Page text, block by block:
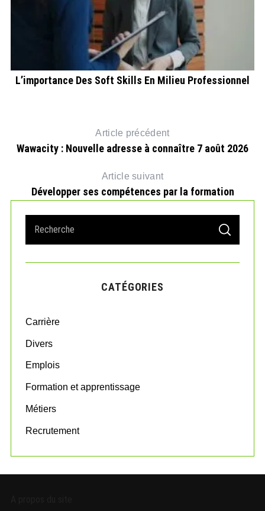
L’importance Des Soft Skills En Milieu Professionnel
Article précédent
Wawacity : Nouvelle adresse à connaître 7 août 2026
Article suivant
Développer ses compétences par la formation
a
r
o
:
S
A
C
CATÉGORIES
Carrière
Divers
Emplois
Formation et apprentissage
Métiers
Recrutement